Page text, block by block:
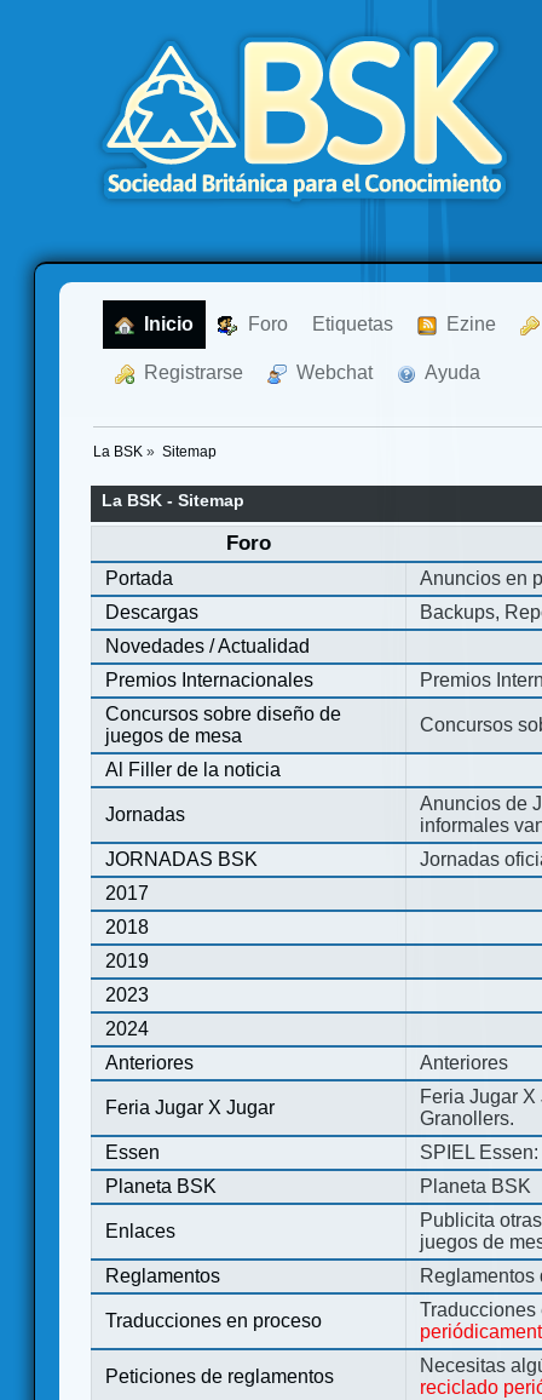
Inicio Foro Etiquetas Ezine
Registrarse Webchat Ayuda
La BSK » Sitemap
La BSK - Sitemap
Foro
Portada
Anuncios en
Descargas
Backups,
Novedades / Actualidad
Premios Internacionales
Premios
Concursos sobre diseño de
juegos de mesa
Concursos
Al Filler de la noticia
Jornadas
Anuncios de
informales
JORNADAS BSK
Jornadas
2017
2018
2019
2023
2024
Anteriores
Anteriores
Feria Jugar X Jugar
Feria Jugar
Granollers.
Essen
SPIEL
Planeta BSK
Planeta BSK
Enlaces
Publicita
juegos de
Reglamentos
Reglamentos
Traducciones en proceso
Peticiones de reglamentos
Necesitas
reciclado